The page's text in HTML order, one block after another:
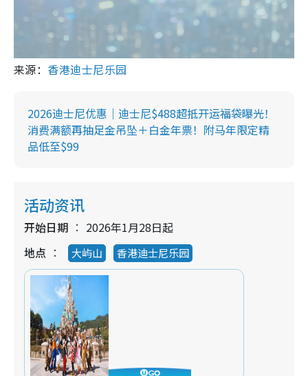
来源： 香港迪士尼乐园
2026迪士尼优惠｜迪士尼$488超抵开运福袋曝光！
消费满额再抽足金吊坠＋白金年票！附马年限定精
品低至$99
活动资讯
开始日期
2026年1月28日起
地点
大屿山 香港迪士尼乐园